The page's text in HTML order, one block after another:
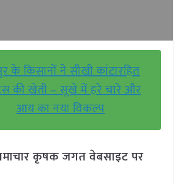
के किसानों ने सीखी कांटारहित
की खेती – सूखे में हरे चारे और
आय का नया विकल्प
कृषक जगत वेबसाइट पर